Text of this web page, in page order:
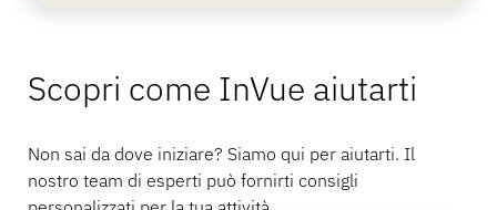
Scopri come InVue aiutarti
Non sai da dove iniziare? Siamo qui per aiutarti. Il
nostro team di esperti può fornirti consigli